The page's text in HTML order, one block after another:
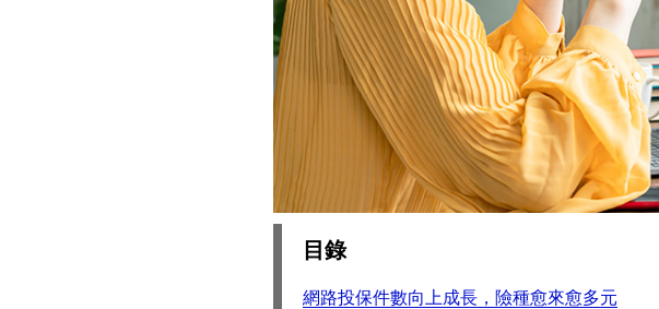
目錄
網路投保件數向上成長，險種愈來愈多元